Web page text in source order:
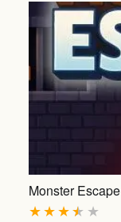
Monster Escape
★
★
★
★
★